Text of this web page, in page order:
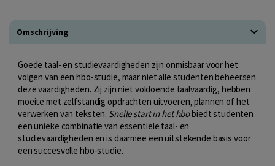
Omschrijving
Goede taal- en studievaardigheden zijn onmisbaar voor het
volgen van een hbo-studie, maar niet alle studenten beheersen
deze vaardigheden. Zij zijn niet voldoende taalvaardig, hebben
moeite met zelfstandig opdrachten uitvoeren, plannen of het
verwerken van teksten. Snelle start in het hbobiedt studenten
een unieke combinatie van essentiële taal- en
studievaardigheden en is daarmee een uitstekende basis voor
een succesvolle hbo-studie.